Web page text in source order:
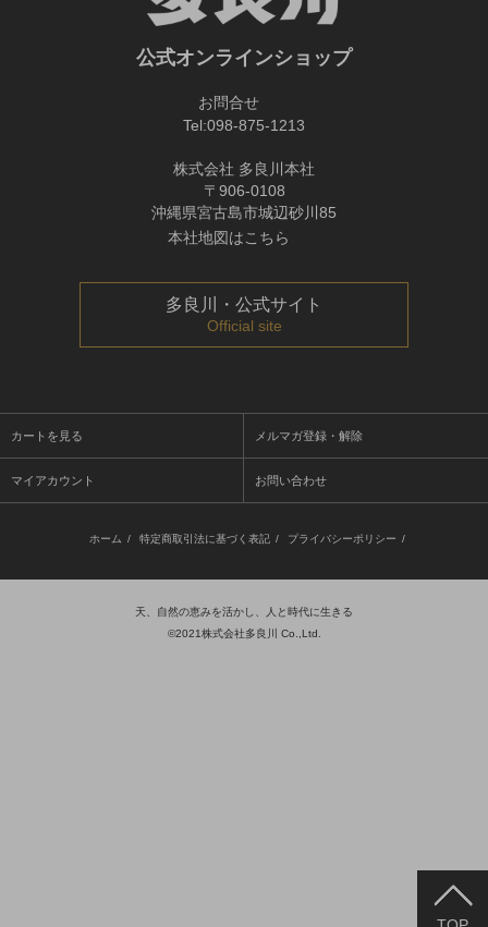
公式オンラインショップ
お問合せ
Tel:098-875-1213
株式会社 多良川本社
〒906-0108
沖縄県宮古島市城辺砂川85
本社地図はこちら
多良川・公式サイト
Official site
カートを見る メルマガ登録・解除
マイアカウント お問い合わせ
ホーム / 特定商取引法に基づく表記 / プライバシーポリシー /
天、自然の恵みを活かし、人と時代に生きる
©2021株式会社多良川 Co.,Ltd.